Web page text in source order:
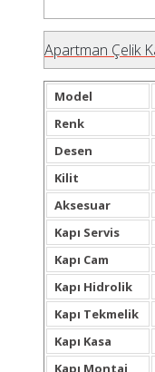
Apartman Çelik
Model
Renk
Desen
Kilit
Aksesuar
Kapı Servis
Kapı Cam
Kapı Hidrolik
Kapı Tekmelik
Kapı Kasa
Kapı Montaj